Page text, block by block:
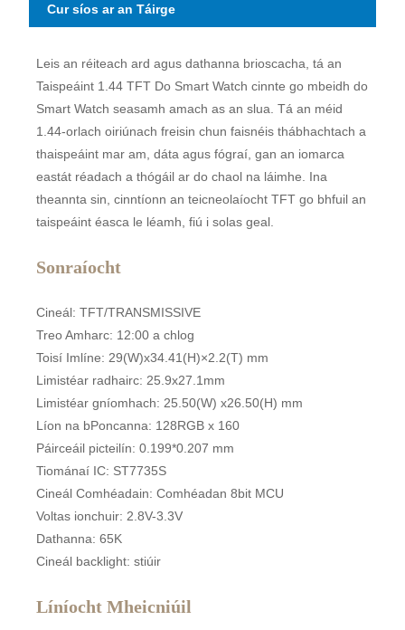
Cur síos ar an Táirge
Leis an réiteach ard agus dathanna brioscacha, tá an
Taispeáint 1.44 TFT Do Smart Watch cinnte go mbeidh do
Smart Watch seasamh amach as an slua. Tá an méid
1.44-orlach oiriúnach freisin chun faisnéis thábhachtach a
thaispeáint mar am, dáta agus fógraí, gan an iomarca
eastát réadach a thógáil ar do chaol na láimhe. Ina
theannta sin, cinntíonn an teicneolaíocht TFT go bhfuil an
taispeáint éasca le léamh, fiú i solas geal.
Sonraíocht
Cineál: TFT/TRANSMISSIVE
Treo Amharc: 12:00 a chlog
Toisí Imlíne: 29(W)x34.41(H)×2.2(T) mm
Limistéar radhairc: 25.9x27.1mm
Limistéar gníomhach: 25.50(W) x26.50(H) mm
Líon na bPoncanna: 128RGB x 160
Páirceáil picteilín: 0.199*0.207 mm
Tiománaí IC: ST7735S
Cineál Comhéadain: Comhéadan 8bit MCU
Voltas ionchuir: 2.8V-3.3V
Dathanna: 65K
Cineál backlight: stiúir
Líníocht Mheicniúil